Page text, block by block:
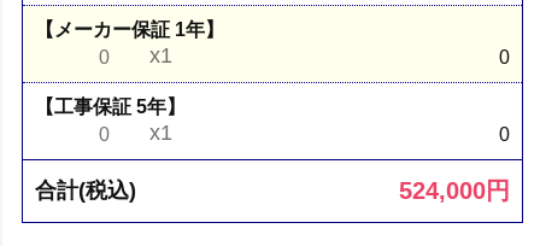
【メーカー保証 1年】
0
x1 0
【工事保証 5年】
0
x1 0
合計(税込) 524,000円